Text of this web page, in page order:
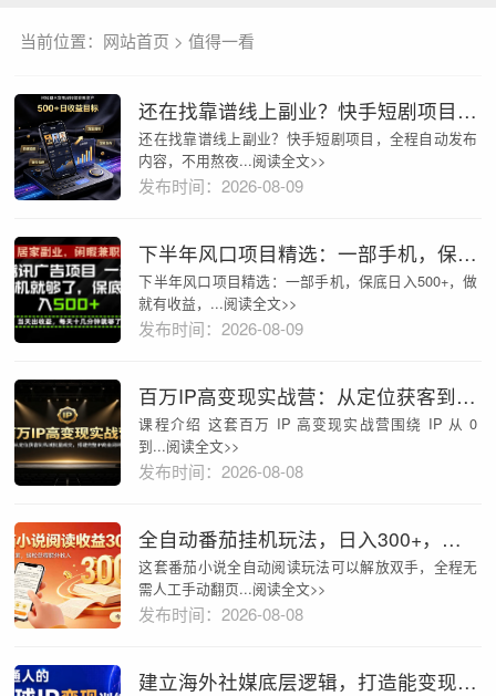
当前位置： 网站首页 >值得一看
还在找靠谱线上副业？快手短剧项目，全程自动发布内容，不用熬夜做视频，轻松日入500+【揭秘】
还在找靠谱线上副业？快手短剧项目，全程自动发布
内容，不用熬夜...阅读全文>>
发布时间：2026-08-09
下半年风口项目精选：一部手机，保底日入500+，做就有收益，长期稳定！【揭秘】
下半年风口项目精选：一部手机，保底日入500+，做
就有收益，...阅读全文>>
发布时间：2026-08-09
百万IP高变现实战营：从定位获客到私域批量成交，搭建完整IP商业闭环
课程介绍 这套百万 IP 高变现实战营围绕 IP 从 0
到...阅读全文>>
发布时间：2026-08-08
全自动番茄挂机玩法，日入300+，操作门槛低，一台电脑即可开展
这套番茄小说全自动阅读玩法可以解放双手，全程无
需人工手动翻页...阅读全文>>
发布时间：2026-08-08
建立海外社媒底层逻辑，打造能变现的个人IP